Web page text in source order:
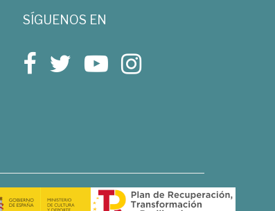
SÍGUENOS EN